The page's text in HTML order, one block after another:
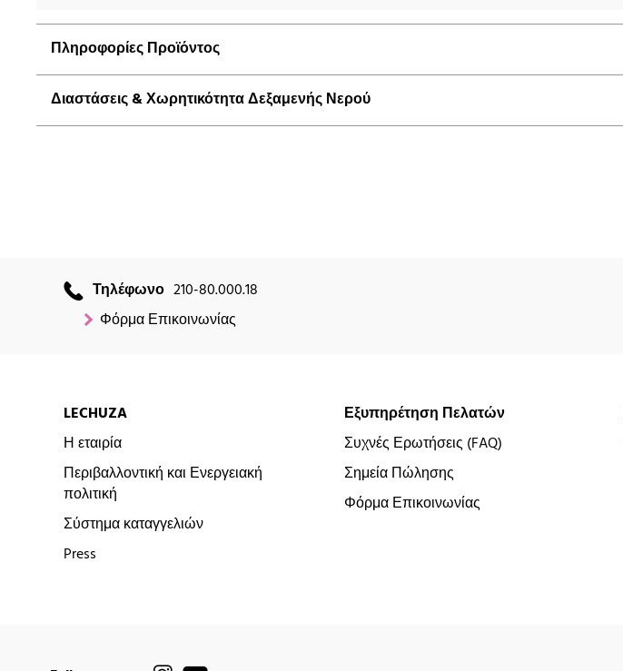
Πληροφορίες Προϊόντος
Διαστάσεις & Χωρητικότητα Δεξαμενής Νερού
Τηλέφωνο 210-80.000.18
Φόρμα Επικοινωνίας
LECHUZA
Η εταιρία
Περιβαλλοντική και Ενεργειακή
πολιτική
Σύστημα καταγγελιών
Press
Εξυπηρέτηση Πελατών
Συχνές Ερωτήσεις (FAQ)
Σημεία Πώλησης
Φόρμα Επικοινωνίας